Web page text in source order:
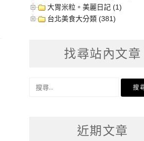
大胃米粒。美麗日記 (1)
台北美食大分類 (381)
找尋站內文章
近期文章